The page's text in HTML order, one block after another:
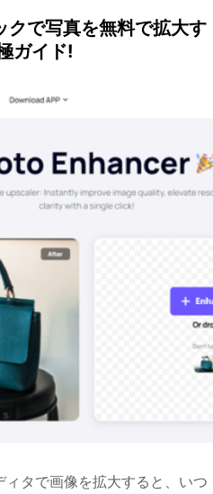
クで写真を無料で拡大す
ガイド!
ィタで画像を拡大すると、いつ